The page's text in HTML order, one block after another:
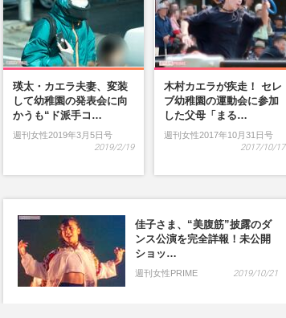
瑛太・カエラ夫妻、変装
して幼稚園の発表会に向
かうも“ド派手コ…
週刊女性2019年3月5日号
2019/2/19
木村カエラが疾走！ セレ
ブ幼稚園の運動会に参加
した父母「まる…
週刊女性2017年10月31日号
2017/10/17
佳子さま、“美腹筋”披露のダ
ンス公演を完全詳報！未公開
ショッ…
週刊女性PRIME 2019/10/21